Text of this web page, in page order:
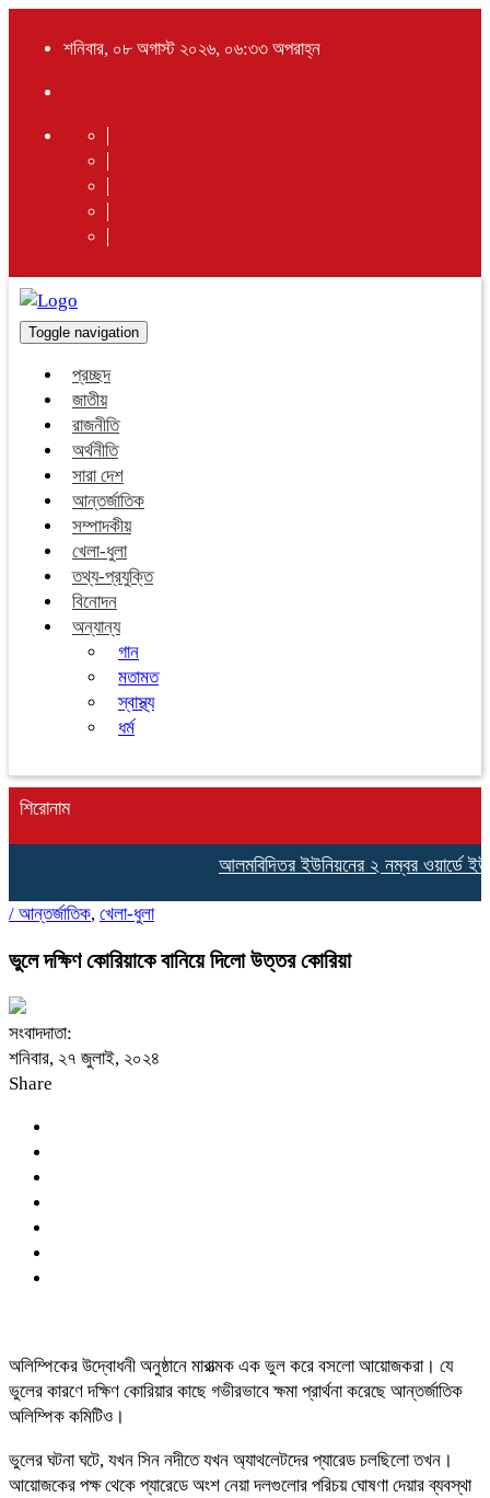
শনিবার, ০৮ অগাস্ট ২০২৬, ০৬:৩৩ অপরাহ্ন
Toggle navigation
প্রচ্ছদ
জাতীয়
রাজনীতি
অর্থনীতি
সারা দেশ
আন্তর্জাতিক
সম্পাদকীয়
খেলা-ধুলা
তথ্য-প্রযুক্তি
বিনোদন
অন্যান্য
গান
মতামত
স্বাস্থ্য
ধর্ম
শিরোনাম
আলমবিদিতর ইউনিয়নের ২ নম্বর ওয়ার্ডে
/ আন্তর্জাতিক, খেলা-ধুলা
ভুলে দক্ষিণ কোরিয়াকে বানিয়ে দিলো উত্তর কোরিয়া
সংবাদদাতা:
শনিবার, ২৭ জুলাই, ২০২৪
Share
অলিম্পিকের উদ্বোধনী অনুষ্ঠানে মারাত্মক এক ভুল করে বসলো আয়োজকরা। যে
ভুলের কারণে দক্ষিণ কোরিয়ার কাছে গভীরভাবে ক্ষমা প্রার্থনা করেছে আন্তর্জাতিক
অলিম্পিক কমিটিও।
ভুলের ঘটনা ঘটে, যখন সিন নদীতে যখন অ্যাথলেটদের প্যারেড চলছিলো তখন।
আয়োজকের পক্ষ থেকে প্যারেডে অংশ নেয়া দলগুলোর পরিচয় ঘোষণা দেয়ার ব্যবস্থা